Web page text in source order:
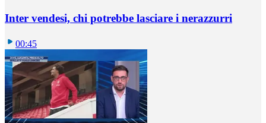
Inter vendesi, chi potrebbe lasciare i nerazzurri
00:45